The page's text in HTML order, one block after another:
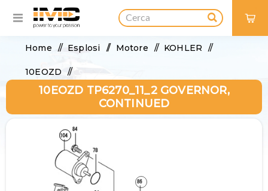
Home / Esplosi / Motore / KOHLER /
10EOZD /
10EOZD TP6270_11_2 Governor, continued
10EOZD TP6270_11_2 GOVERNOR,
CONTINUED